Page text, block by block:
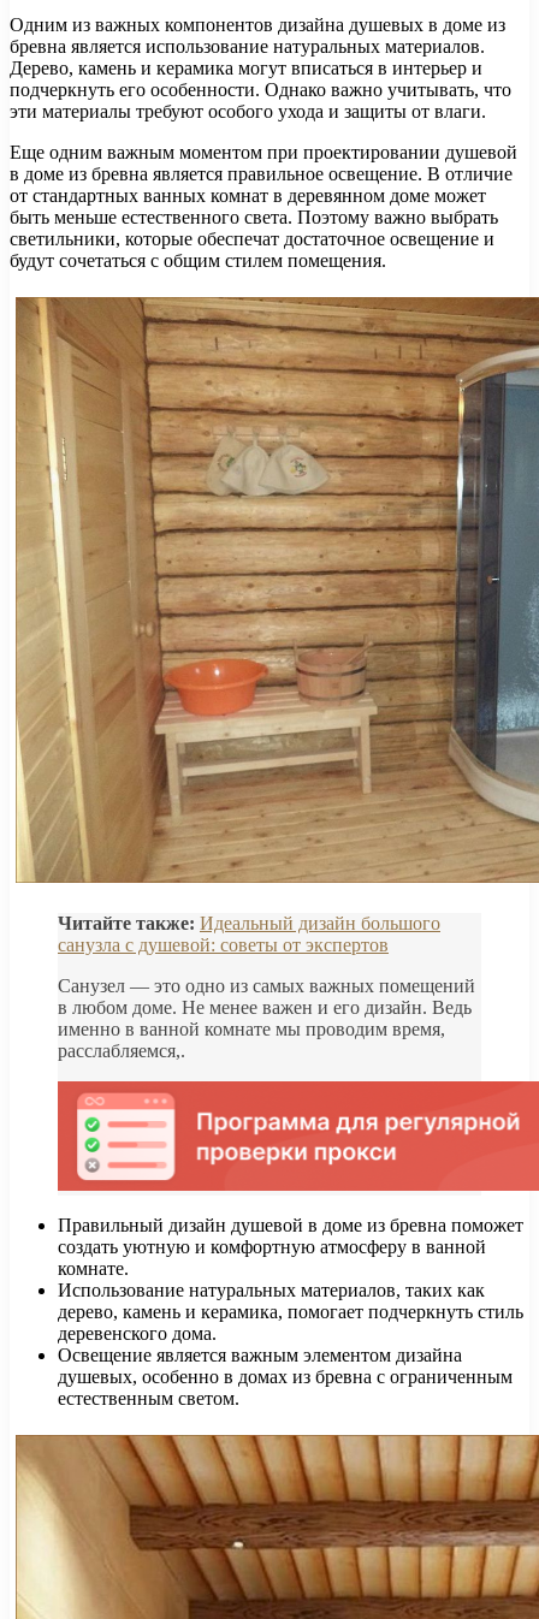
Одним из важных компонентов дизайна душевых в доме из
бревна является использование натуральных материалов.
Дерево, камень и керамика могут вписаться в интерьер и
подчеркнуть его особенности. Однако важно учитывать, что
эти материалы требуют особого ухода и защиты от влаги.
Еще одним важным моментом при проектировании душевой
в доме из бревна является правильное освещение. В отличие
от стандартных ванных комнат в деревянном доме может
быть меньше естественного света. Поэтому важно выбрать
светильники, которые обеспечат достаточное освещение и
будут сочетаться с общим стилем помещения.
Читайте также: Идеальный дизайн большого
санузла с душевой: советы от экспертов
Санузел — это одно из самых важных помещений
в любом доме. Не менее важен и его дизайн. Ведь
именно в ванной комнате мы проводим время,
расслабляемся,.
Правильный дизайн душевой в доме из бревна поможет
создать уютную и комфортную атмосферу в ванной
комнате.
Использование натуральных материалов, таких как
дерево, камень и керамика, помогает подчеркнуть стиль
деревенского дома.
Освещение является важным элементом дизайна
душевых, особенно в домах из бревна с ограниченным
естественным светом.